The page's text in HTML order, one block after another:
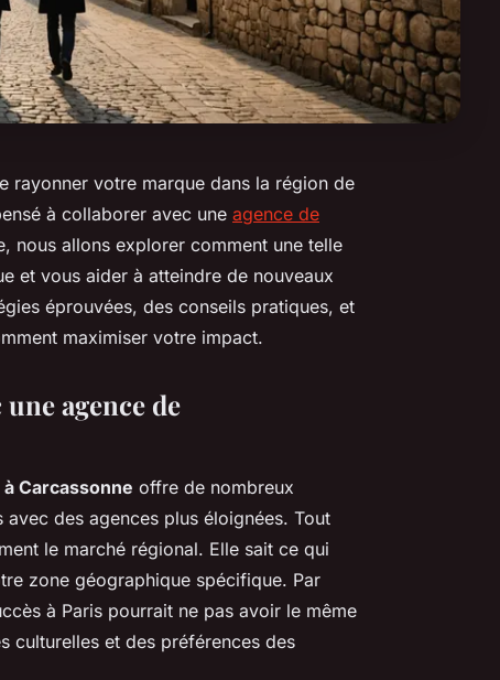
rayonner votre marque dans la région de
à collaborer avec une agence de
nous allons explorer comment une telle
et vous aider à atteindre de nouveaux
éprouvées, des conseils pratiques, et
maximiser votre impact.
agence de
Carcassonne offre de nombreux
des agences plus éloignées. Tout
le marché régional. Elle sait ce qui
zone géographique spécifique. Par
à Paris pourrait ne pas avoir le même
culturelles et des préférences des